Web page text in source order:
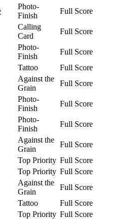
Photo-
Finish
Full Score
Calling
Card
Full Score
Photo-
Finish
Full Score
Tattoo
Full Score
Against the
Grain
Full Score
Photo-
Finish
Full Score
Photo-
Finish
Full Score
Against the
Grain
Full Score
Top Priority Full Score
Top Priority Full Score
Against the
Grain
Full Score
Tattoo
Full Score
Top Priority Full Score